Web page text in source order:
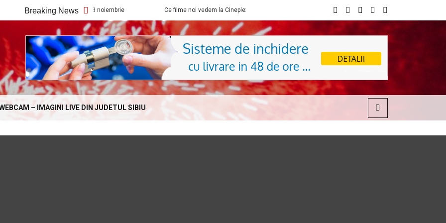
Breaking News
la Cineplexx Sibiu din 8 noiembrie Ce filme noi vedem la Cineplexx Sibiu din 1 noiembrie
– IMAGINI LIVE DIN JUDETUL SIBIU